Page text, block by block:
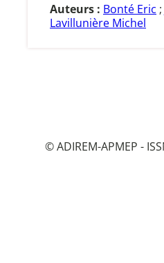
Auteurs : Bonté Eric ;
Lavillunière Michel
© ADIREM-APMEP -